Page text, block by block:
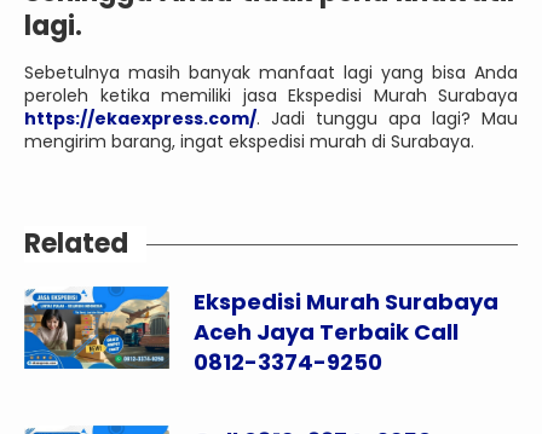
lagi.
Sebetulnya masih banyak manfaat lagi yang bisa Anda
peroleh ketika memiliki jasa Ekspedisi Murah Surabaya
https://ekaexpress.com/. Jadi tunggu apa lagi? Mau
mengirim barang, ingat ekspedisi murah di Surabaya.
Related
Ekspedisi Murah Surabaya
Aceh Jaya Terbaik Call
0812-3374-9250